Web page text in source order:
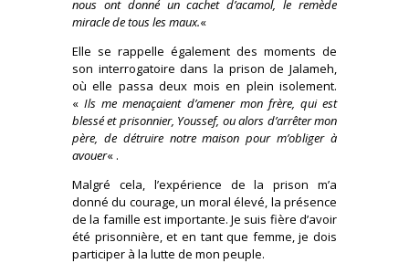
nous ont donné un cachet d’acamol, le remède
miracle de tous les maux.«
Elle se rappelle également des moments de
son interrogatoire dans la prison de Jalameh,
où elle passa deux mois en plein isolement.
«Ils me menaçaient d’amener mon frère, qui est
blessé et prisonnier, Youssef, ou alors d’arrêter mon
père, de détruire notre maison pour m’obliger à
avouer« .
Malgré cela, l’expérience de la prison m’a
donné du courage, un moral élevé, la présence
de la famille est importante. Je suis fière d’avoir
été prisonnière, et en tant que femme, je dois
participer à la lutte de mon peuple.